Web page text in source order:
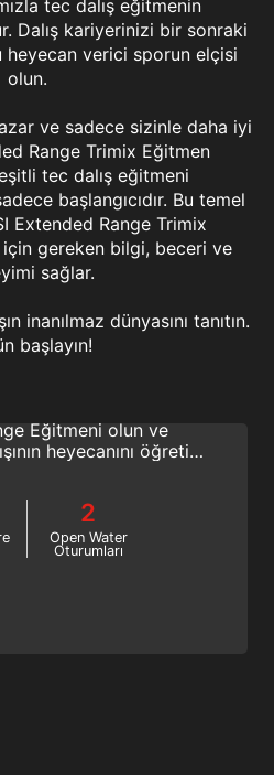
tec dalış eğitmenin
Dalış kariyerinizi bir sonraki
heyecan verici sporun elçisi
olun.
ve sadece sizinle daha iyi
Range Trimix Eğitmen
tec dalış eğitmeni
başlangıcıdır. Bu temel
Extended Range Trimix
için gereken bilgi, beceri ve
sağlar.
inanılmaz dünyasını tanıtın.
başlayın!
Trimix Instructor
Eğitmeni olun ve
heyecanını öğretin.
2
Open Water
Oturumları